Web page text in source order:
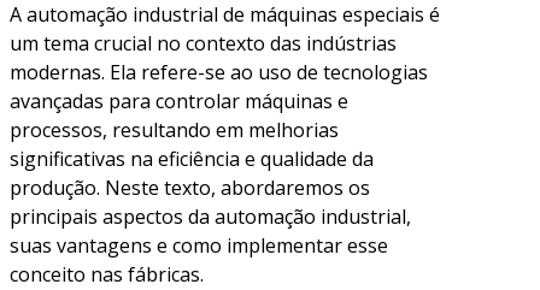
A automação industrial de máquinas especiais é
um tema crucial no contexto das indústrias
modernas. Ela refere-se ao uso de tecnologias
avançadas para controlar máquinas e
processos, resultando em melhorias
significativas na eficiência e qualidade da
produção. Neste texto, abordaremos os
principais aspectos da automação industrial,
suas vantagens e como implementar esse
conceito nas fábricas.